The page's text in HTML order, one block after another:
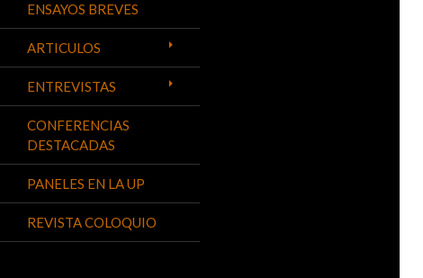
ENSAYOS BREVES
ARTICULOS
ENTREVISTAS
CONFERENCIAS
DESTACADAS
PANELES EN LA UP
REVISTA COLOQUIO